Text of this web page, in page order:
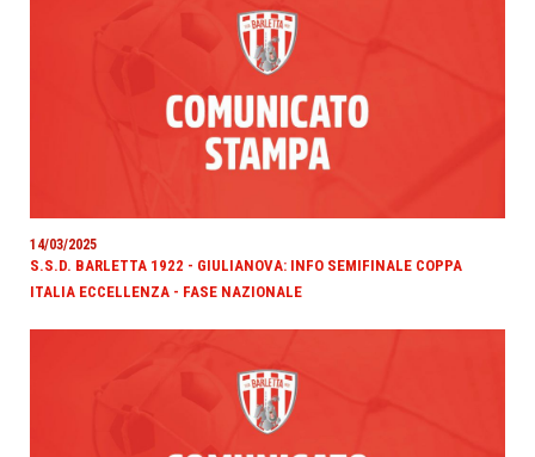
14/03/2025
S.S.D. BARLETTA 1922 - GIULIANOVA: INFO SEMIFINALE COPPA
ITALIA ECCELLENZA - FASE NAZIONALE